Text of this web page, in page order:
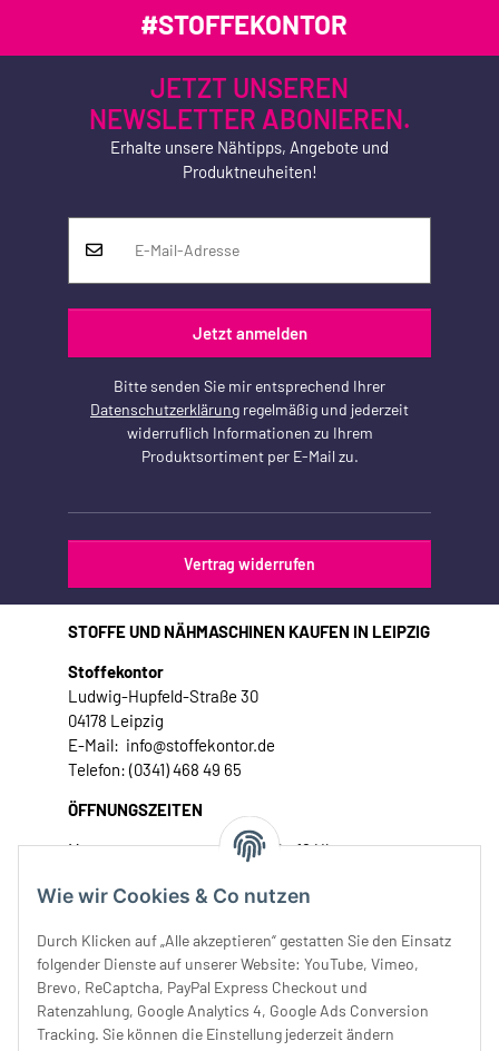
Wie wir Cookies & Co nutzen
Durch Klicken auf „Alle akzeptieren“ gestatten Sie den Einsatz
folgender Dienste auf unserer Website: YouTube, Vimeo,
Brevo, ReCaptcha, PayPal Express Checkout und
Ratenzahlung, Google Analytics 4, Google Ads Conversion
Tracking. Sie können die Einstellung jederzeit ändern
#STOFFEKONTOR
JETZT UNSEREN
NEWSLETTER ABONIEREN.
Erhalte unsere Nähtipps, Angebote und
Produktneuheiten!
Jetzt anmelden
Bitte senden Sie mir entsprechend Ihrer
Datenschutzerklärung regelmäßig und jederzeit
widerruflich Informationen zu Ihrem
Produktsortiment per E-Mail zu.
Vertrag widerrufen
STOFFE UND NÄHMASCHINEN KAUFEN IN LEIPZIG
Stoffekontor
Ludwig-Hupfeld-Straße 30
04178 Leipzig
E-Mail: info@stoffekontor.de
Telefon: (0341) 468 49 65
ÖFFNUNGSZEITEN
Montag:
10 - 16 Uhr
Mittwoch:
10 - 18 Uhr
Freitag:
10 - 18 Uhr
Samstag:
10 - 14 Uhr
Unser Service